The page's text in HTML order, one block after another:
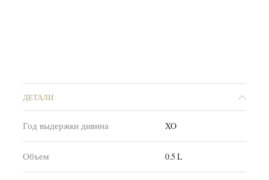
ДЕТАЛИ
Год выдержки дивина XO
Объем 0.5 L